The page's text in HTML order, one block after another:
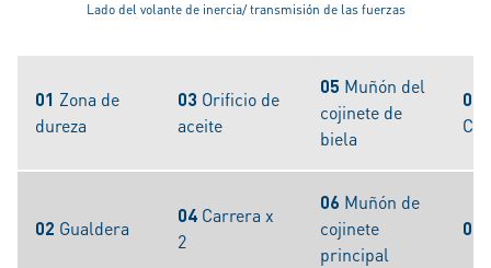
Lado del volante de inercia/ transmisión de las fuerzas
01 Zona de
dureza
03 Orificio de
aceite
05 Muñón del
cojinete de
biela
07
02 Gualdera
04 Carrera x
2
06 Muñón de
cojinete
principal
08